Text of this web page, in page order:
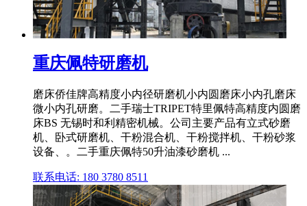
重庆佩特研磨机
磨床侨佳牌高精度小内径研磨机小内圆磨床小内孔磨床
微小内孔研磨。二手瑞士TRIPET特里佩特高精度内圆磨
床BS 无锡时和利精密机械。公司主要产品有立式砂磨
机、卧式研磨机、干粉混合机、干粉搅拌机、干粉砂浆
设备、。二手重庆佩特50升油漆砂磨机 ...
联系电话: 180 3780 8511